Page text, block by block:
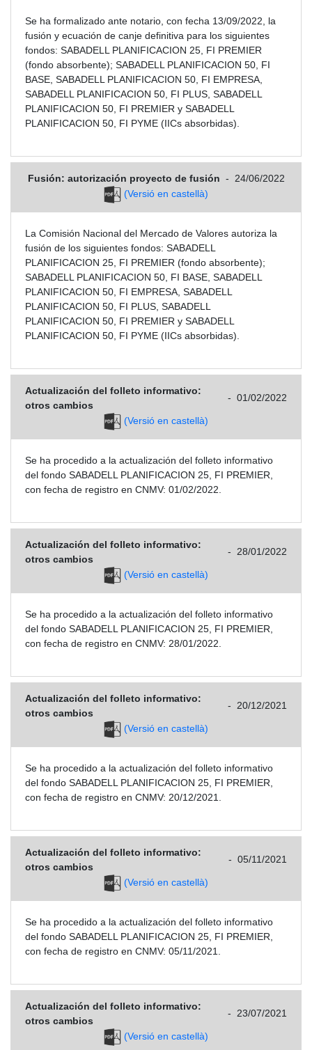
Se ha formalizado ante notario, con fecha 13/09/2022, la
fusión y ecuación de canje definitiva para los siguientes
fondos: SABADELL PLANIFICACION 25, FI PREMIER
(fondo absorbente); SABADELL PLANIFICACION 50, FI
BASE, SABADELL PLANIFICACION 50, FI EMPRESA,
SABADELL PLANIFICACION 50, FI PLUS, SABADELL
PLANIFICACION 50, FI PREMIER y SABADELL
PLANIFICACION 50, FI PYME (IICs absorbidas).
Fusión: autorización proyecto de fusión -
24/06/2022
(Versió en castellà)
La Comisión Nacional del Mercado de Valores autoriza la
fusión de los siguientes fondos: SABADELL
PLANIFICACION 25, FI PREMIER (fondo absorbente);
SABADELL PLANIFICACION 50, FI BASE, SABADELL
PLANIFICACION 50, FI EMPRESA, SABADELL
PLANIFICACION 50, FI PLUS, SABADELL
PLANIFICACION 50, FI PREMIER y SABADELL
PLANIFICACION 50, FI PYME (IICs absorbidas).
Actualización del folleto informativo:
otros cambios
- 01/02/2022
(Versió en castellà)
Se ha procedido a la actualización del folleto informativo
del fondo SABADELL PLANIFICACION 25, FI PREMIER,
con fecha de registro en CNMV: 01/02/2022.
Actualización del folleto informativo:
otros cambios
- 28/01/2022
(Versió en castellà)
Se ha procedido a la actualización del folleto informativo
del fondo SABADELL PLANIFICACION 25, FI PREMIER,
con fecha de registro en CNMV: 28/01/2022.
Actualización del folleto informativo:
otros cambios
- 20/12/2021
(Versió en castellà)
Se ha procedido a la actualización del folleto informativo
del fondo SABADELL PLANIFICACION 25, FI PREMIER,
con fecha de registro en CNMV: 20/12/2021.
Actualización del folleto informativo:
otros cambios
- 05/11/2021
(Versió en castellà)
Se ha procedido a la actualización del folleto informativo
del fondo SABADELL PLANIFICACION 25, FI PREMIER,
con fecha de registro en CNMV: 05/11/2021.
Actualización del folleto informativo:
otros cambios
- 23/07/2021
(Versió en castellà)